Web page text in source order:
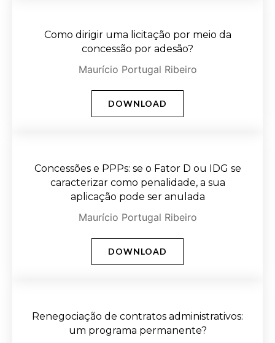
Como dirigir uma licitação por meio da
concessão por adesão?
Maurício Portugal Ribeiro
DOWNLOAD
Concessões e PPPs: se o Fator D ou IDG se
caracterizar como penalidade, a sua
aplicação pode ser anulada
Maurício Portugal Ribeiro
DOWNLOAD
Renegociação de contratos administrativos:
um programa permanente?